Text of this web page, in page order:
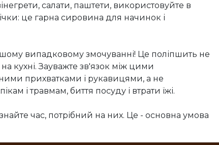
салати, паштети, використовуйте в
це гарна сировина для начинок і
випадковому змочуванні! Це поліпшить не
кухні. Зауважте зв'язок між цими
прихватками і рукавицями, а не
і травмам, биття посуду і втрати їжі.
час, потрібний на них. Це - основна умова